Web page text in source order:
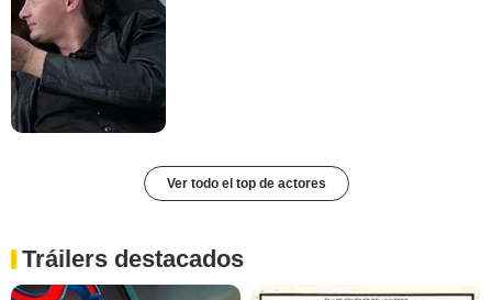
Ver todo el top de actores
Tráilers destacados